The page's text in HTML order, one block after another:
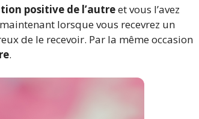
positive de l’autreet vous l’avez
lorsque vous recevrez un
de le recevoir. Par la même occasion
.